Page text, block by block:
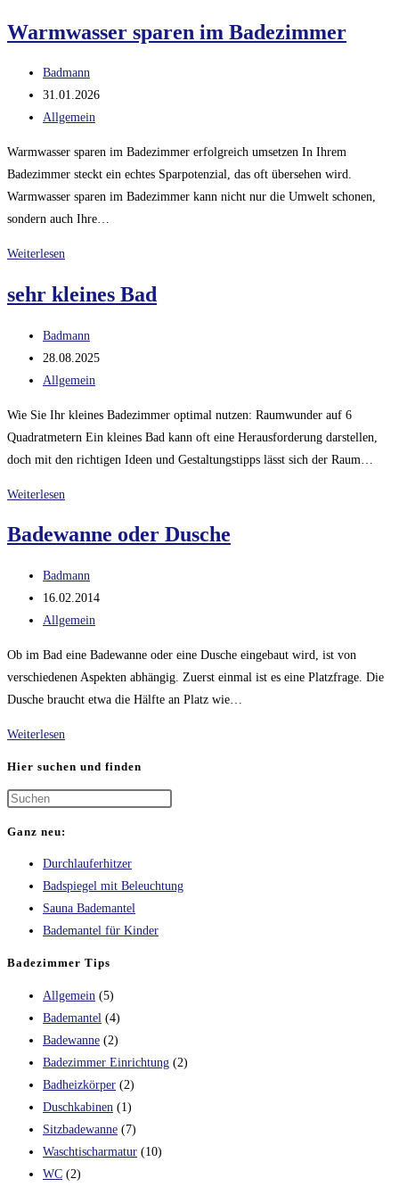
Beleuchtung
Warmwasser sparen im Badezimmer
Beitrags-
Autor:
Badmann
Beitrag
veröffentlicht:
31.01.2026
Beitrags-
Allgemein
Warmwasser sparen im Badezimmer erfolgreich umsetzen In Ihrem
Badezimmer steckt ein echtes Sparpotenzial, das oft übersehen wird.
Warmwasser sparen im Badezimmer kann nicht nur die Umwelt schonen,
sondern auch Ihre…
Weiterlesen
im
sehr kleines Bad
Beitrags-
Autor:
Badmann
Beitrag
veröffentlicht:
28.08.2025
Beitrags-
Allgemein
Wie Sie Ihr kleines Badezimmer optimal nutzen: Raumwunder auf 6
Quadratmetern Ein kleines Bad kann oft eine Herausforderung darstellen,
doch mit den richtigen Ideen und Gestaltungstipps lässt sich der Raum…
Weiterlesen
Bad
Badewanne oder Dusche
Beitrags-
Autor:
Badmann
Beitrag
veröffentlicht:
16.02.2014
Beitrags-
Allgemein
Ob im Bad eine Badewanne oder eine Dusche eingebaut wird, ist von
verschiedenen Aspekten abhängig. Zuerst einmal ist es eine Platzfrage. Die
Dusche braucht etwa die Hälfte an Platz wie…
Weiterlesen
Hier suchen und finden
Ganz neu:
Durchlauferhitzer
Badspiegel mit Beleuchtung
Sauna Bademantel
Bademantel für Kinder
Badezimmer Tips
Allgemein (5)
Bademantel (4)
Badewanne (2)
Badezimmer Einrichtung (2)
Badheizkörper (2)
Duschkabinen (1)
Sitzbadewanne (7)
Waschtischarmatur (10)
WC (2)